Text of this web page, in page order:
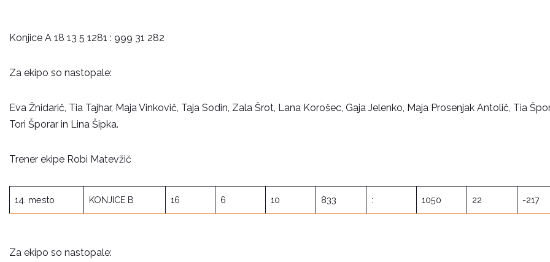
Konjice A 18 13 5 1281 : 999 31 282
Za ekipo so nastopale:
Eva Žnidarič, Tia Tajhar, Maja Vinkovič, Taja Sodin, Zala Šrot, Lana Korošec, Gaja Jelenko, Maja Prosenjak Antolič, Tia
Tori Šporar in Lina Šipka.
Trener ekipe Robi Matevžič
14. mesto KONJICE B 16 6 10 833 : 1050 22 -217
Za ekipo so nastopale: